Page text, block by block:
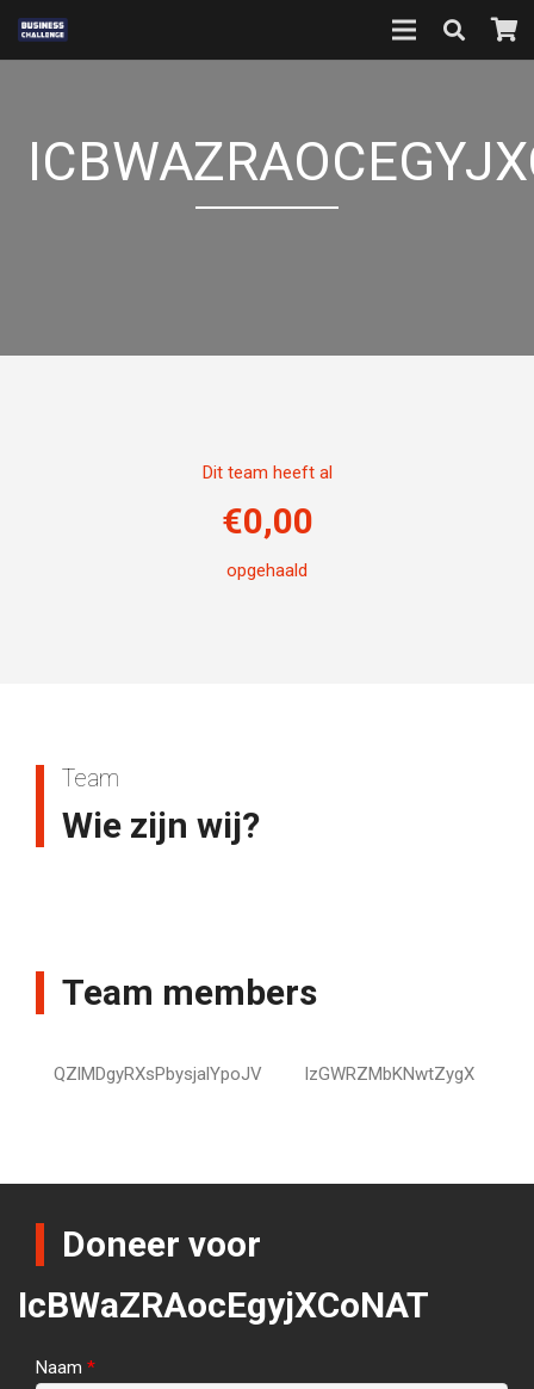
Dit team heeft al
€0,00
opgehaald
Team
Wie zijn wij?
Team members
QZlMDgyRXsPbysjalYpoJV lzGWRZMbKNwtZygX
Doneer voor
IcBWaZRAocEgyjXCoNAT
Naam *